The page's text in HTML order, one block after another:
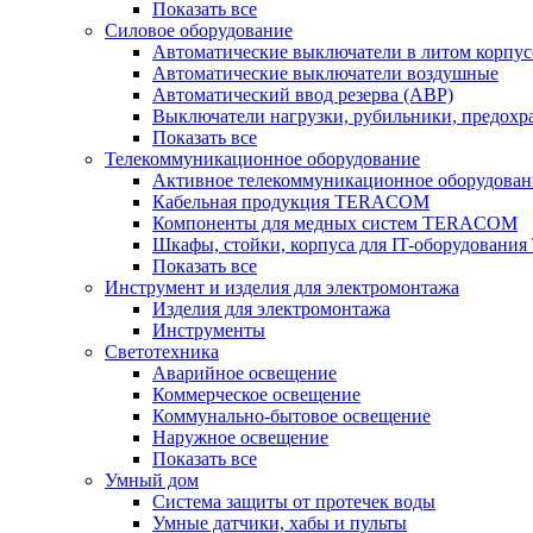
Показать все
Силовое оборудование
Автоматические выключатели в литом
Автоматические выключатели воздушные
Автоматический ввод резерва (АВР)
Выключатели нагрузки, рубильники,
Показать все
Телекоммуникационное оборудование
Активное телекоммуникационное
Кабельная продукция TERACOM
Компоненты для медных систем TERACOM
Шкафы, стойки, корпуса для IT-
Показать все
Инструмент и изделия для электромонтажа
Изделия для электромонтажа
Инструменты
Светотехника
Аварийное освещение
Коммерческое освещение
Коммунально-бытовое освещение
Наружное освещение
Показать все
Умный дом
Система защиты от протечек воды
Умные датчики, хабы и пульты